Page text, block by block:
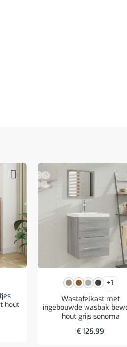
hout
+1
Wastafelkast met
ingebouwde wasbak
hout grijs sonoma
€ 125,99